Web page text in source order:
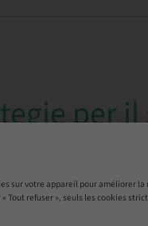
per il
sur votre appareil pour améliorer
refuser », seuls les cookies